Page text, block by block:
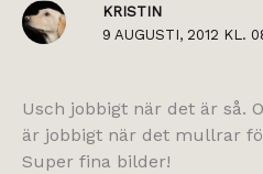
KRISTIN
9 AUGUSTI, 2012 KL.
Usch jobbigt när det är så.
är jobbigt när det mullrar
Super fina bilder!